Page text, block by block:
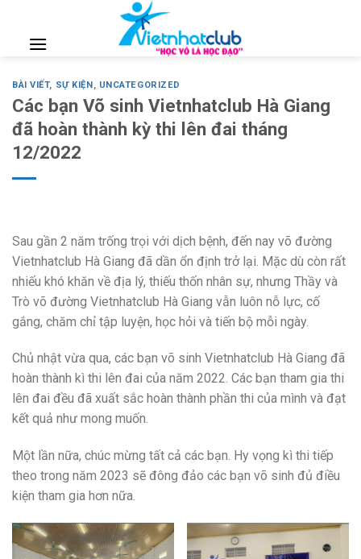
content
BÀI VIẾT, SỰ KIỆN, UNCATEGORIZED
Các bạn Võ sinh Vietnhatclub Hà Giang
đã hoàn thành kỳ thi lên đai tháng
12/2022
Sau gần 2 năm trống trọi với dịch bệnh, đến nay võ đường
Vietnhatclub Hà Giang đã dần ổn định trở lại. Mặc dù còn rất
nhiếu khó khăn về địa lý, thiếu thốn nhân sự, nhưng Thầy và
Trò võ đường Vietnhatclub Hà Giang vẫn luôn nỗ lực, cố
gắng, chăm chỉ tập luyện, học hỏi và tiến bộ mỗi ngày.
Chủ nhật vừa qua, các bạn võ sinh Vietnhatclub Hà Giang đã
hoàn thành kì thi lên đai của năm 2022. Các bạn tham gia thi
lên đai đều đã xuất sắc hoàn thành phần thi của mình và đạt
kết quả như mong muốn.
Một lần nữa, chúc mừng tất cả các bạn. Hy vọng kì thi tiếp
theo trong năm 2023 sẽ đông đảo các bạn võ sinh đủ điều
kiện tham gia hơn nữa.